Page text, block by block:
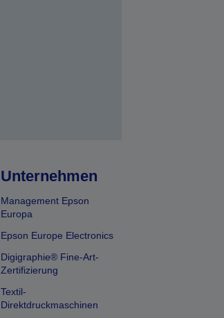
Unternehmen
Management Epson
Europa
Epson Europe Electronics
Digigraphie® Fine-Art-
Zertifizierung
Textil-
Direktdruckmaschinen